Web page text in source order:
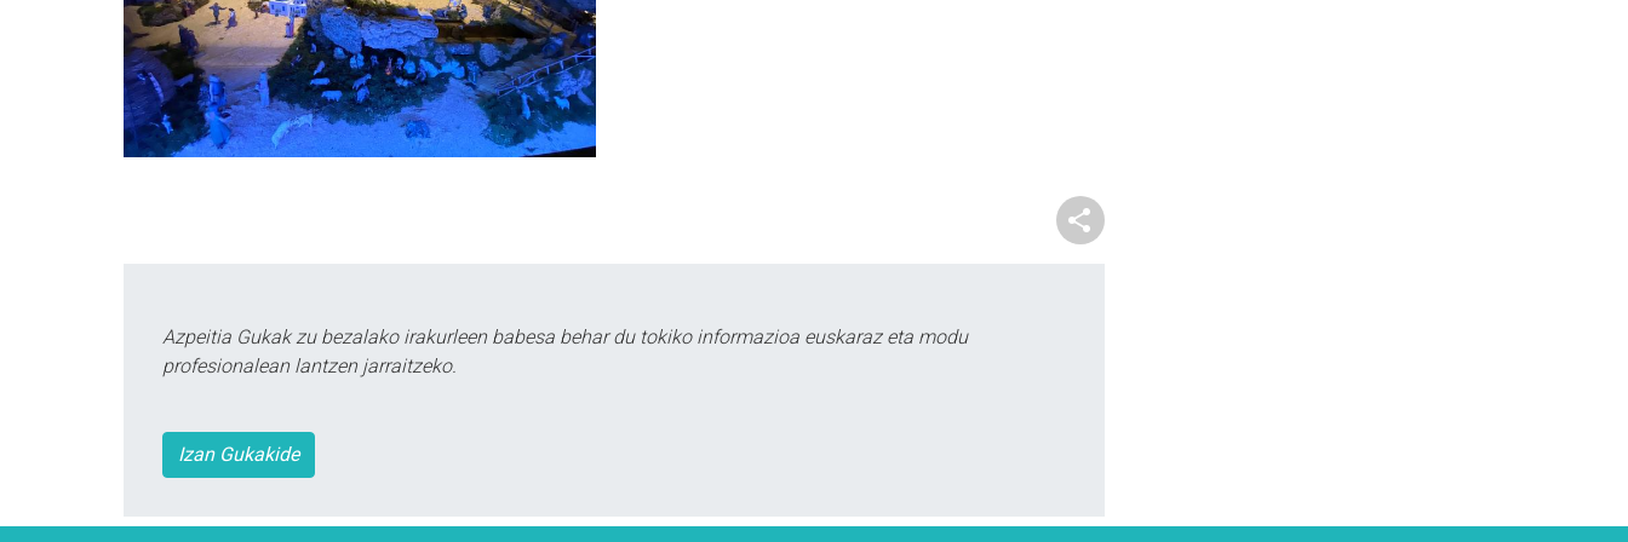
Azpeitia Gukak zu bezalako irakurleen babesa behar du tokiko informazioa euskaraz eta modu
profesionalean lantzen jarraitzeko.
Izan Gukakide